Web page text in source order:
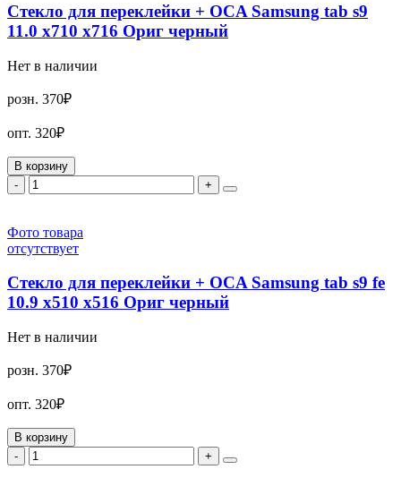
Стекло для переклейки + OCA Samsung tab s9
11.0 x710 x716 Ориг черный
Нет в наличии
розн. 370₽
опт. 320₽
В корзину
-
+
Фото товара
отсутствует
Стекло для переклейки + OCA Samsung tab s9 fe
10.9 x510 x516 Ориг черный
Нет в наличии
розн. 370₽
опт. 320₽
В корзину
-
+